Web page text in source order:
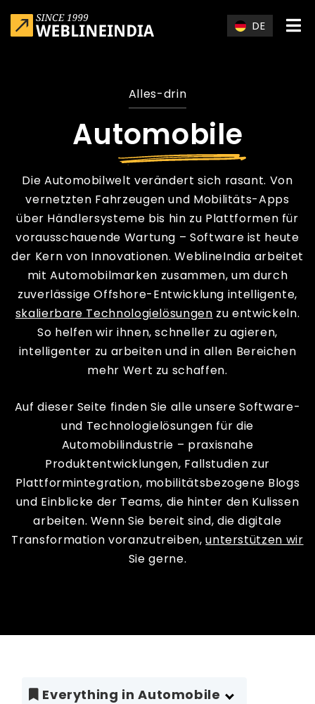
DE
Alles-drin
Automobile
Die Automobilwelt verändert sich rasant. Von
vernetzten Fahrzeugen und Mobilitäts-Apps
über Händlersysteme bis hin zu Plattformen für
vorausschauende Wartung – Software ist heute
der Kern von Innovationen. WeblineIndia arbeitet
mit Automobilmarken zusammen, um durch
zuverlässige Offshore-Entwicklung intelligente,
skalierbare Technologielösungen zu entwickeln.
So helfen wir ihnen, schneller zu agieren,
intelligenter zu arbeiten und in allen Bereichen
mehr Wert zu schaffen.
Auf dieser Seite finden Sie alle unsere Software-
und Technologielösungen für die
Automobilindustrie – praxisnahe
Produktentwicklungen, Fallstudien zur
Plattformintegration, mobilitätsbezogene Blogs
und Einblicke der Teams, die hinter den Kulissen
arbeiten. Wenn Sie bereit sind, die digitale
Transformation voranzutreiben,unterstützen wir
Sie gerne.
Everything in Automobile